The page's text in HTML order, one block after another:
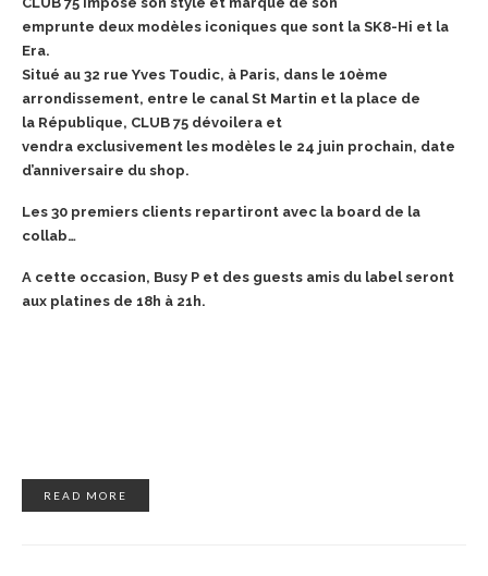
emprunte deux modèles iconiques que sont la SK8-Hi et la
Era.
Situé au 32 rue Yves Toudic, à Paris, dans le 10ème
arrondissement, entre le canal St Martin et la place de
la République, CLUB 75 dévoilera et
vendra exclusivement les modèles le 24 juin prochain, date
d’anniversaire du shop.
Les 30 premiers clients repartiront avec la board de la
collab…
A cette occasion, Busy P et des guests amis du label seront
aux platines de 18h à 21h.
READ MORE